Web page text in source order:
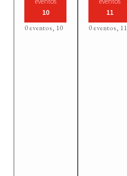
10
0 eventos, 10
11
0 eventos, 11